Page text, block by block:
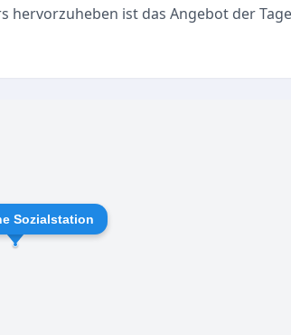
ist das Angebot der
zugeschnitten ist.
Sozialstation